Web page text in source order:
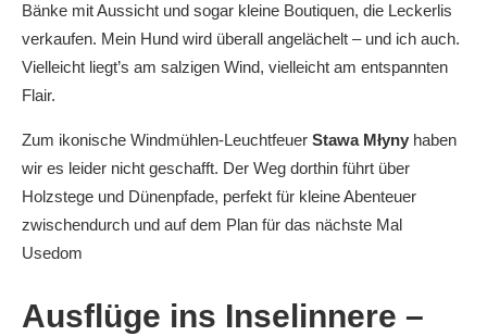
Bänke mit Aussicht und sogar kleine Boutiquen, die Leckerlis
verkaufen. Mein Hund wird überall angelächelt – und ich auch.
Vielleicht liegt’s am salzigen Wind, vielleicht am entspannten
Flair.
Zum ikonische Windmühlen-Leuchtfeuer Stawa Młyny haben
wir es leider nicht geschafft. Der Weg dorthin führt über
Holzstege und Dünenpfade, perfekt für kleine Abenteuer
zwischendurch und auf dem Plan für das nächste Mal
Usedom
Ausflüge ins Inselinnere –